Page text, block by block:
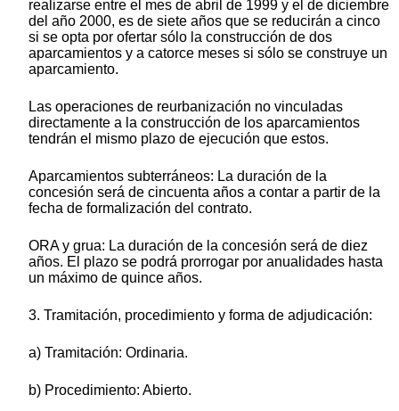
realizarse entre el mes de abril de 1999 y el de diciembre
del año 2000, es de siete años que se reducirán a cinco
si se opta por ofertar sólo la construcción de dos
aparcamientos y a catorce meses si sólo se construye un
aparcamiento.
Las operaciones de reurbanización no vinculadas
directamente a la construcción de los aparcamientos
tendrán el mismo plazo de ejecución que estos.
Aparcamientos subterráneos: La duración de la
concesión será de cincuenta años a contar a partir de la
fecha de formalización del contrato.
ORA y grua: La duración de la concesión será de diez
años. El plazo se podrá prorrogar por anualidades hasta
un máximo de quince años.
3. Tramitación, procedimiento y forma de adjudicación:
a) Tramitación: Ordinaria.
b) Procedimiento: Abierto.